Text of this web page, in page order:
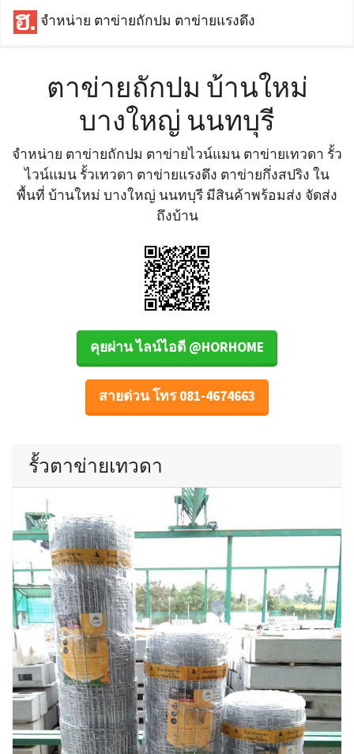
จำหน่าย ตาข่ายถักปม ตาข่ายแรงดึง
ตาข่ายถักปม บ้านใหม่
บางใหญ่ นนทบุรี
จำหน่าย ตาข่ายถักปม ตาข่ายไวน์แมน ตาข่ายเทวดา รั้ว
ไวน์แมน รั้วเทวดา ตาข่ายแรงดึง ตาข่ายกึ่งสปริง ใน
พื้นที่ บ้านใหม่ บางใหญ่ นนทบุรี มีสินค้าพร้อมส่ง จัดส่ง
ถึงบ้าน
คุยผ่าน ไลน์ไอดี @HORHOME
สายด่วน โทร 081-4674663
รั้วตาข่ายเทวดา